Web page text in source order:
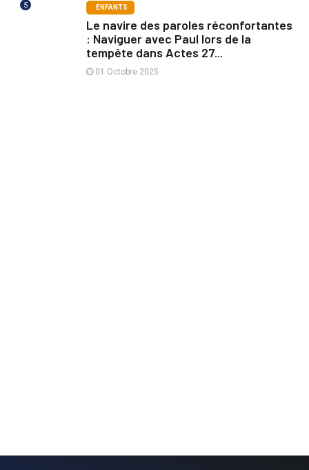
5 ENFANTS
Le navire des paroles réconfortantes
: Naviguer avec Paul lors de la
tempête dans Actes 27...
01 Octobre 2025